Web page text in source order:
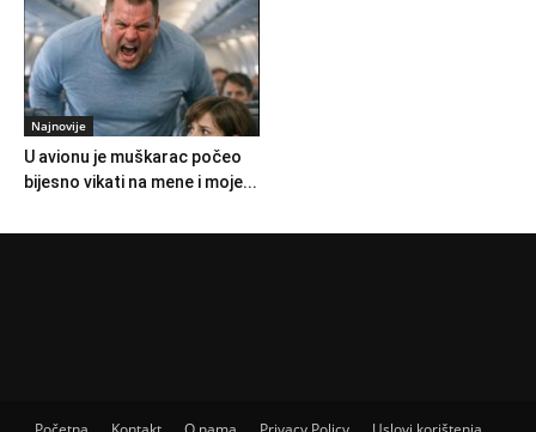
Najnovije
U avionu je muškarac počeo
bijesno vikati na mene i moje...